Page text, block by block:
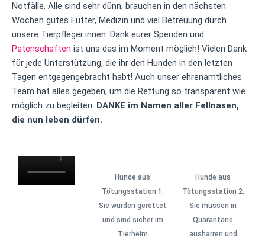
Notfälle. Alle sind sehr dünn, brauchen in den nächsten
Wochen gutes Futter, Medizin und viel Betreuung durch
unsere Tierpfleger:innen. Dank eurer Spenden und
Patenschaften ist uns das im Moment möglich! Vielen Dank
für jede Unterstützung, die ihr den Hunden in den letzten
Tagen entgegengebracht habt! Auch unser ehrenamtliches
Team hat alles gegeben, um die Rettung so transparent wie
möglich zu begleiten. DANKE im Namen aller Fellnasen,
die nun leben dürfen.
Hunde aus
Tötungsstation 1:
Sie wurden gerettet
und sind sicher im
Tierheim
Hunde aus
Tötungsstation 2:
Sie müssen in
Quarantäne
ausharren und